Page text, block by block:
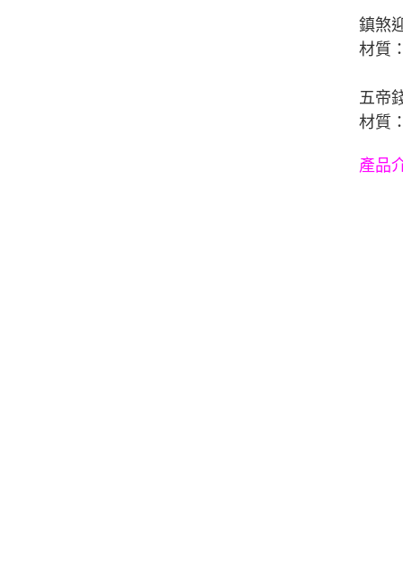
鎮煞
材質
五帝
材質
產品